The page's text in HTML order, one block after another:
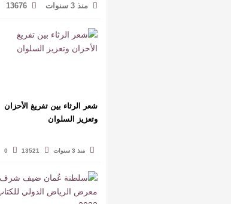
منذ 3 سنوات 13676
شعر الرثاء بين تفريغ الأحزان
وتعزيز السلوان
منذ 3 سنوات 13521
0